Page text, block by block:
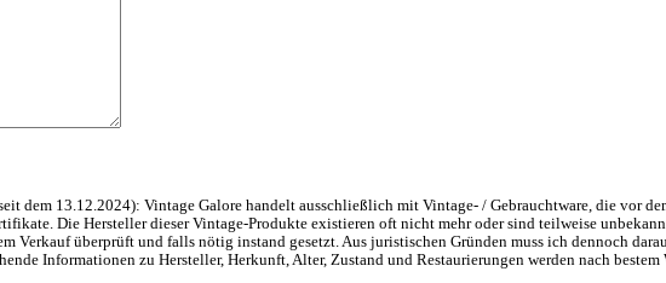
dem 13.12.2024): Vintage Galore handelt ausschließlich mit Vintage- / Gebrauchtware, die vor
Die Hersteller dieser Vintage-Produkte existieren oft nicht mehr oder sind teilweise
Verkauf überprüft und falls nötig instand gesetzt. Aus juristischen Gründen muss ich dennoch
Informationen zu Hersteller, Herkunft, Alter, Zustand und Restaurierungen werden nach